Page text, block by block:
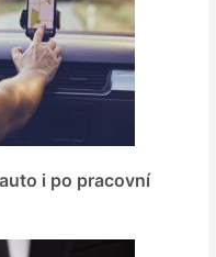
i po pracovní